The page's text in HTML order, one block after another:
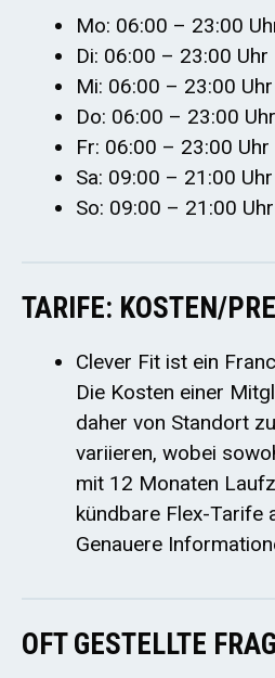
Mo: 06:00 – 23:00
Di: 06:00 – 23:00 Uhr
Mi: 06:00 – 23:00 Uhr
Do: 06:00 – 23:00 Uhr
Fr: 06:00 – 23:00 Uhr
Sa: 09:00 – 21:00 Uhr
So: 09:00 – 21:00 Uhr
TARIFE: KOSTEN/
Clever Fit ist ein
Die Kosten einer
daher von Standort
variieren, wobei
mit 12 Monaten
kündbare Flex-Tarife
Genauere
OFT GESTELLTE